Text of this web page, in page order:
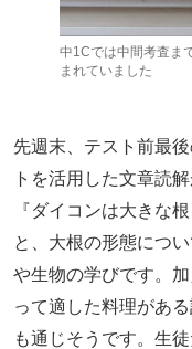
中1Cでは中間考査ま
まれていました
先週末、テスト前最
トを活用した文章読
『ダイコンは大きな
と、大根の形態につ
や生物の学びです。
って適した料理があ
も通じそうです。生